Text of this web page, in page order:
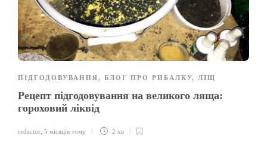
ПІДГОДОВУВАННЯ, БЛОГ ПРО РИБАЛКУ, ЛІЩ
Рецепт підгодовування на великого ляща:
гороховий ліквід
redactor 5 місяців тому 2 хв